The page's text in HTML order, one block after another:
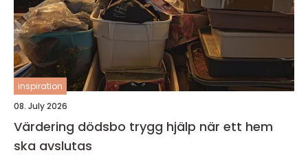
inspiration
08. July 2026
Värdering dödsbo trygg hjälp när ett hem
ska avslutas